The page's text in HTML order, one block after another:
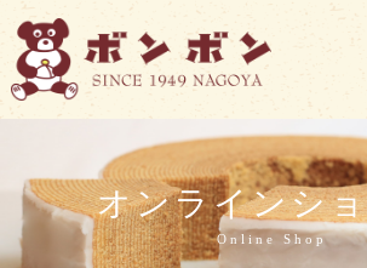
オンラインシ
Online Shop